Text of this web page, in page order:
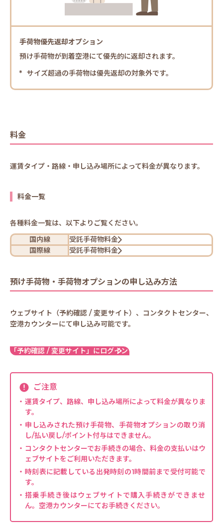
手荷物優先返却オプション
預け手荷物が到着空港にて優先的に返却されます。
サイズ超過の手荷物は優先返却の対象外です。
料金
運賃タイプ・路線・申し込み場所によって料金が異なります。
料金一覧
各種料金一覧は、以下よりご覧ください。
国内線
受託手荷物料金
国際線
受託手荷物料金
預け手荷物・手荷物オプションの申し込み方法
ウェブサイト（予約確認 / 変更サイト）、コンタクトセンター、
空港カウンターにて申し込み可能です。
「予約確認 / 変更サイト」にログイン
ご注意
運賃タイプ、路線、申し込み場所によって料金が異なりま
す。
申し込みされた預け手荷物、手荷物オプションの取り消
し/払い戻し/ポイント付与はできません。
コンタクトセンターでお手続きの場合、料金の支払いはウ
ェブサイトをご利用いただきます。
時刻表に記載している出発時刻の1時間前まで受付可能で
す。
搭乗手続き後はウェブサイトで購入手続きができませ
ん。空港カウンターにてお手続きください。